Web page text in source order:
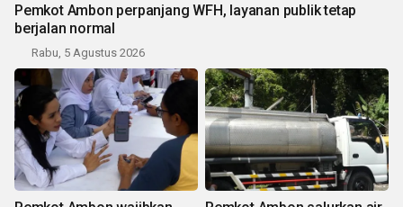
Pemkot Ambon perpanjang WFH, layanan publik tetap
berjalan normal
Rabu, 5 Agustus 2026